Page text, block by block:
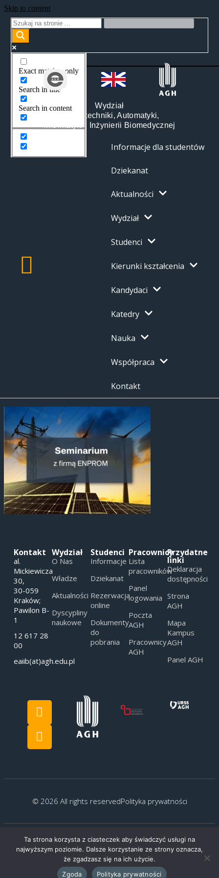
Skip to content
Exact matches only
Search in title
Search in content
Wydział
Elektrotechniki, Automatyki,
Informatyki i Inżynierii Biomedycznej
Informacje dla studentów
Dziekanat
Aktualności
Wydział
Studenci
Kierunki kształcenia
Kandydaci
Katedry
Nauka
Współpraca
Kontakt
Kontakt
al.
Mickiewicza
30,
30-059
Kraków;
Pawilon B-
1
12 617 28
00
eaiib(at)agh.edu.pl
Wydział
O Nas
Władze
Aktualności
Dyscypliny
naukowe
Studenci
Informacje
Dziekanat
Rezerwacja
online
Dokumenty
do
pobrania
Pracownicy
Lista
pracowników
Panel
logowania
Poczta
AGH
Pracownicy
AGH
Przydatne
linki
Deklaracja
dostępności
Strona
AGH
Mapa
Kampus
AGH
Panel AGH
© 2026 All rights reservedPolityka prywatności
Created by: G.Kocyłowski
Ta strona korzysta z ciasteczek aby świadczyć usługi na
najwyższym poziomie. Dalsze korzystanie ze strony oznacza,
że zgadzasz się na ich użycie.
Zgoda
Polityka prywatności